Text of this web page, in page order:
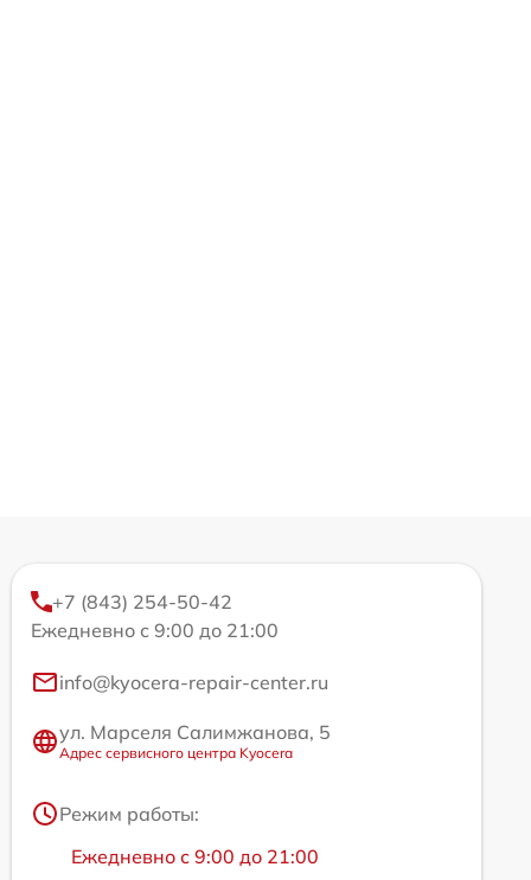
+7 (843) 254-50-42
Ежедневно с 9:00 до 21:00
info@kyocera-repair-center.ru
ул. Марселя Салимжанова, 5
Адрес сервисного центра Kyocera
Режим работы:
Ежедневно с 9:00 до 21:00